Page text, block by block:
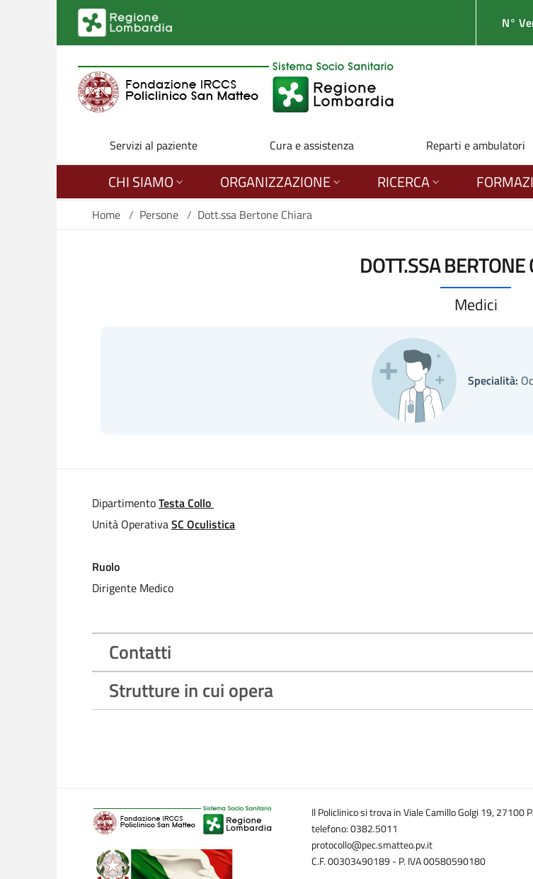
Salta al contenuto principale
N°
Servizi al paziente Cura e assistenza Reparti e ambulatori
CHI SIAMO ORGANIZZAZIONE RICERCA
Home / Persone / Dott.ssa Bertone Chiara
DOTT.SSA
Medici
Specialità:
DipartimentoTesta Collo
Unità OperativaSC Oculistica
Ruolo
Dirigente Medico
Contatti
Strutture in cui opera
Il Policlinico si trova in Viale Camillo Golgi 19, 27100
telefono: 0382.5011
protocollo@pec.smatteo.pv.it
C.F. 00303490189 - P. IVA 00580590180